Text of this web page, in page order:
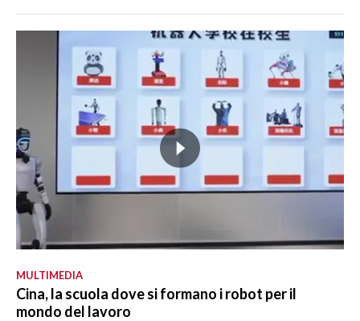
MULTIMEDIA
Cina, la scuola dove si formano i robot per il
mondo del lavoro